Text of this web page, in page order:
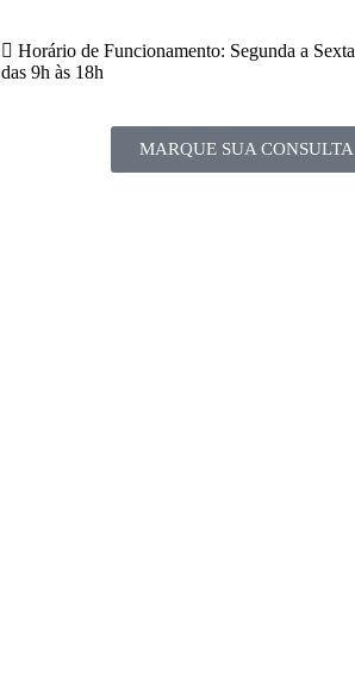
Horário de Funcionamento: Segunda a Sexta
das 9h às 18h
MARQUE SUA CONSULTA